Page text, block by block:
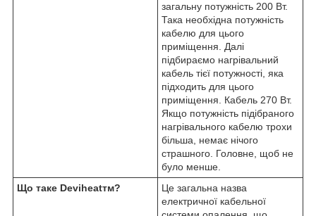
загальну потужність 200 Вт.
Така необхідна потужність
кабелю для цього
приміщення. Далі
підбираємо нагрівальний
кабель тієї потужності, яка
підходить для цього
приміщення. Кабель 270 Вт.
Якщо потужність підібраного
нагрівального кабелю трохи
більша, немає нічого
страшного. Головне, щоб не
було менше.
Що таке Deviheatтм?
Це загальна назва
електричної кабельної